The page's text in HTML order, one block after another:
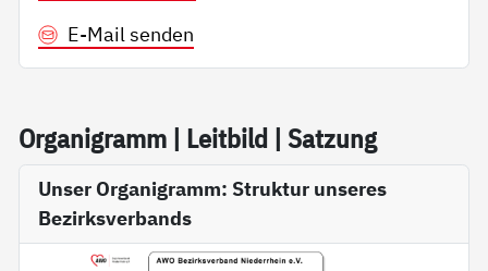
E-Mail senden
Or­ga­ni­gramm | Leit­bild | Sat­zung
Unser Organigramm: Struktur unseres
Bezirksverbands